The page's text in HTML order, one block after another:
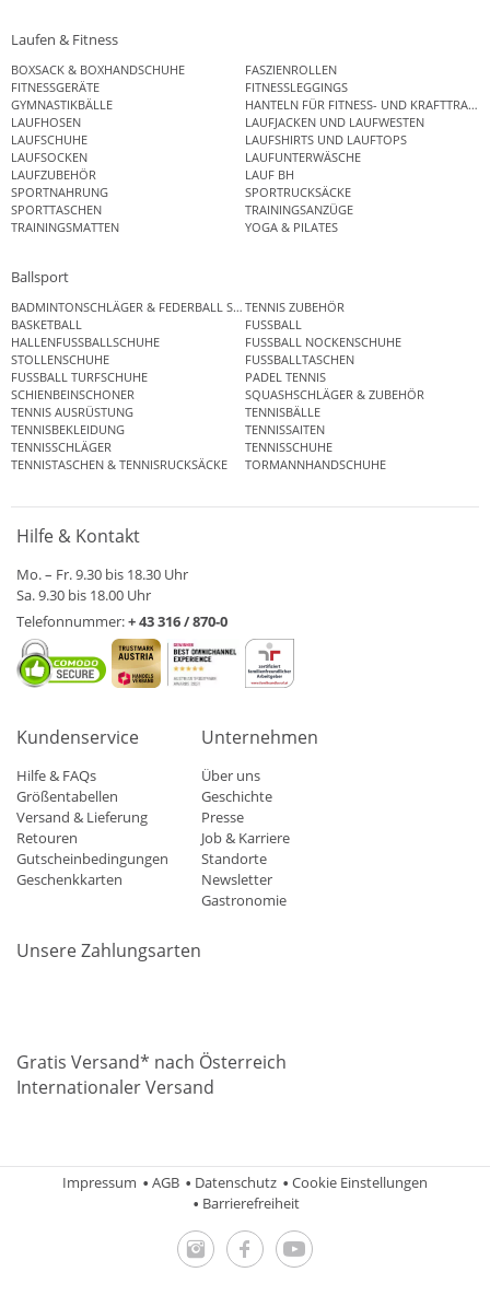
Laufen & Fitness
BOXSACK & BOXHANDSCHUHE
FASZIENROLLEN
FITNESSGERÄTE
FITNESSLEGGINGS
GYMNASTIKBÄLLE
HANTELN FÜR FITNESS- UND
LAUFHOSEN
LAUFJACKEN UND LAUFWESTEN
LAUFSCHUHE
LAUFSHIRTS UND LAUFTOPS
LAUFSOCKEN
LAUFUNTERWÄSCHE
LAUFZUBEHÖR
LAUF BH
SPORTNAHRUNG
SPORTRUCKSÄCKE
SPORTTASCHEN
TRAININGSANZÜGE
TRAININGSMATTEN
YOGA & PILATES
Ballsport
BADMINTONSCHLÄGER & FEDERBALL SETSTENNIS ZUBEHÖR
BASKETBALL
FUSSBALL
HALLENFUSSBALLSCHUHE
FUSSBALL NOCKENSCHUHE
STOLLENSCHUHE
FUSSBALLTASCHEN
FUSSBALL TURFSCHUHE
PADEL TENNIS
SCHIENBEINSCHONER
SQUASHSCHLÄGER & ZUBEHÖR
TENNIS AUSRÜSTUNG
TENNISBÄLLE
TENNISBEKLEIDUNG
TENNISSAITEN
TENNISSCHLÄGER
TENNISSCHUHE
TENNISTASCHEN & TENNISRUCKSÄCKE
TORMANNHANDSCHUHE
Hilfe & Kontakt
Mo. – Fr. 9.30 bis 18.30 Uhr
Sa. 9.30 bis 18.00 Uhr
Telefonnummer:+ 43 316 / 870-0
Kundenservice
Hilfe & FAQs
Größentabellen
Versand & Lieferung
Retouren
Gutscheinbedingungen
Geschenkkarten
Unternehmen
Über uns
Geschichte
Presse
Job & Karriere
Standorte
Newsletter
Gastronomie
Unsere Zahlungsarten
Gratis Versand* nach Österreich
Internationaler Versand
Impressum AGB Datenschutz
Cookie Einstellungen
Barrierefreiheit